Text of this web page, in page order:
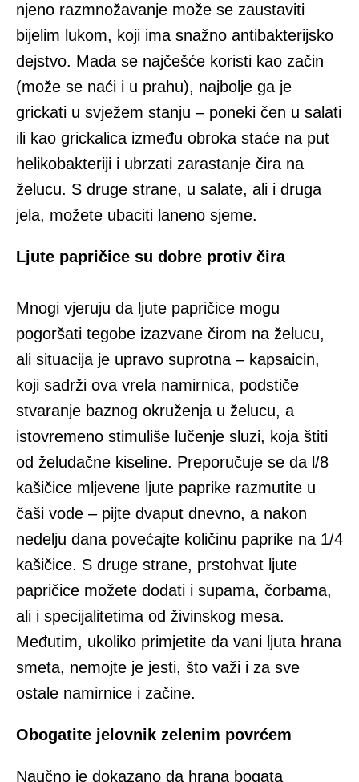
njeno razmnožavanje može se zaustaviti
bijelim lukom, koji ima snažno antibakterijsko
dejstvo. Mada se najčešće koristi kao začin
(može se naći i u prahu), najbolje ga je
grickati u svježem stanju – poneki čen u salati
ili kao grickalica između obroka staće na put
helikobakteriji i ubrzati zarastanje čira na
želucu. S druge strane, u salate, ali i druga
jela, možete ubaciti laneno sjeme.
Ljute papričice su dobre protiv čira
Mnogi vjeruju da ljute papričice mogu
pogoršati tegobe izazvane čirom na želucu,
ali situacija je upravo suprotna – kapsaicin,
koji sadrži ova vrela namirnica, podstiče
stvaranje baznog okruženja u želucu, a
istovremeno stimuliše lučenje sluzi, koja štiti
od želudačne kiseline. Preporučuje se da l/8
kašičice mljevene ljute paprike razmutite u
čaši vode – pijte dvaput dnevno, a nakon
nedelju dana povećajte količinu paprike na 1/4
kašičice. S druge strane, prstohvat ljute
papričice možete dodati i supama, čorbama,
ali i specijalitetima od živinskog mesa.
Međutim, ukoliko primjetite da vani ljuta hrana
smeta, nemojte je jesti, što važi i za sve
ostale namirnice i začine.
Obogatite jelovnik zelenim povrćem
Naučno je dokazano da hrana bogata